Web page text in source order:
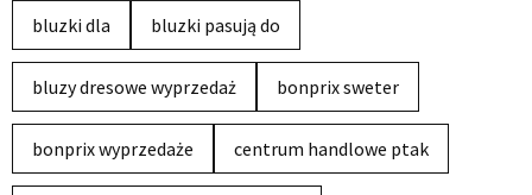
bluzki dla bluzki pasują do
bluzy dresowe wyprzedaż bonprix sweter
bonprix wyprzedaże centrum handlowe ptak